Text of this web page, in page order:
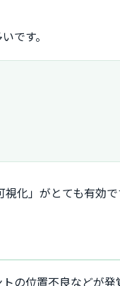
です。
化」がとても有効で
の位置不良などが発